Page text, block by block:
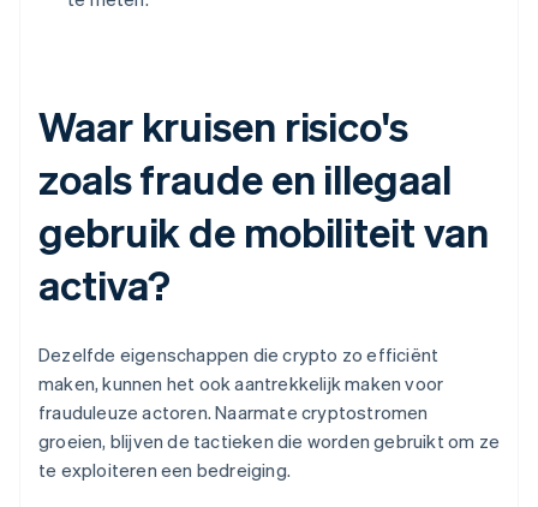
Waar kruisen risico's
zoals fraude en illegaal
gebruik de mobiliteit van
activa?
Dezelfde eigenschappen die crypto zo efficiënt
maken, kunnen het ook aantrekkelijk maken voor
frauduleuze actoren. Naarmate cryptostromen
groeien, blijven de tactieken die worden gebruikt om ze
te exploiteren een bedreiging.